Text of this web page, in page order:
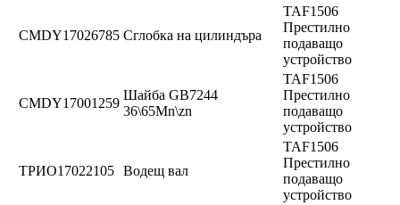
CMDY17026785 Сглобка на цилиндъра
TAF1506
Престилно
подаващо
устройство
CMDY17001259
Шайба GB7244
36\65Mn\zn
TAF1506
Престилно
подаващо
устройство
ТРИО17022105 Водещ вал
TAF1506
Престилно
подаващо
устройство